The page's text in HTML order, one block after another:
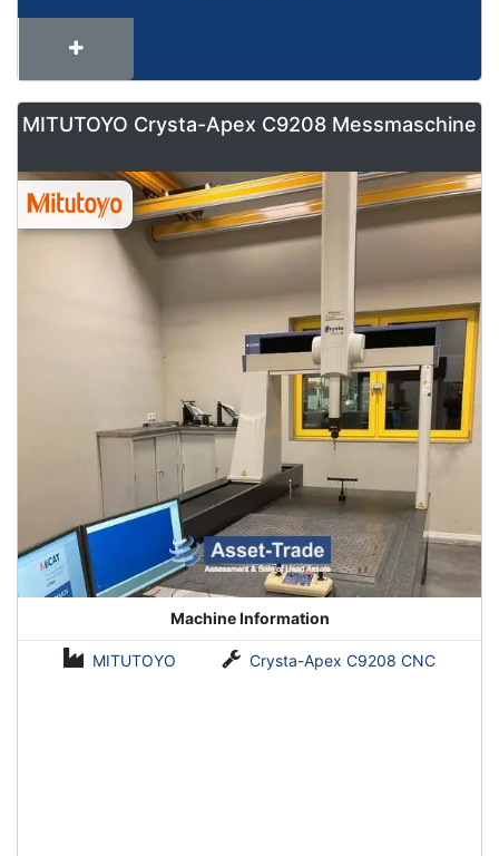
MITUTOYO Crysta-Apex C9208 Messmaschine
Machine Information
MITUTOYO Crysta-Apex C9208 CNC